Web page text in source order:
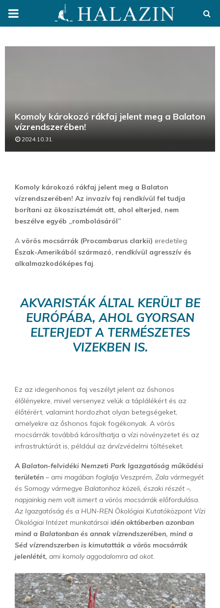
PRIMARY
Komoly károkozó rákfaj jelent meg a Balaton
vízrendszerében!
2024.10.31.
Komoly károkozó rákfaj jelent meg a Balaton
vízrendszerében! Az invazív faj rendkívül fel tudja
borítani az ökoszisztémát ott, ahol elterjed, nem
beszélve egyéb „rombolásáról”
A vörös mocsárrák (Procambarus clarkii) eredetileg
Észak-Amerikából származó, rendkívül agresszív és
alkalmazkodóképes faj.
AKVARISTÁK ÁLTAL KERÜLT BE
EURÓPÁBA, AHOL GYORSAN
ELTERJEDT A TERMÉSZETES
VIZEKBEN IS.
Ez az idegenhonos faj veszélyt jelent az őshonos
élőlényekre, mivel versenyez velük a táplálékért és az
élőtérért, valamint hordozhat olyan betegségeket,
amelyekre az őshonos fajok fogékonyak. A vörös
mocsárrák továbbá károsíthatja a vízi növényzetet és az
infrastruktúrát is, például az árvízvédelmi töltéseket.
A Balaton-felvidéki Nemzeti Park Igazgatóság működési
területén – ami magában foglalja Veszprém, Zala vármegyét
és Somogy vármegye Balatonhoz közeli, északi részét –,
napjainkig nem volt ismert a vörös mocsárrák előfordulása.
Az Igazgatóság és a HUN-REN Ökológiai Kutatóközpont Vízi
Ökológiai Intézet munkatársai idén októberben azonban
mind a Balatonban és annak vízrendszerében, mind a
Séd vízrendszerben is kimutatták a vörös mocsárrák
jelenlétét, ami komoly aggodalomra ad okot.